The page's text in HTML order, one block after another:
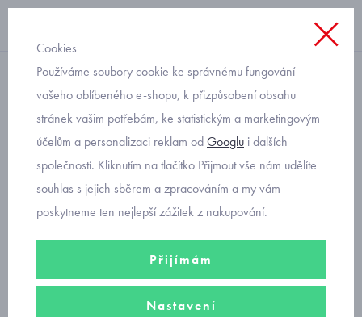
softshellová bunda
obrázková dětská
softshellová bundička s
motýly
Cookies
Používáme soubory cookie ke správnému fungování
vašeho oblíbeného e-shopu, k přizpůsobení obsahu
stránek vašim potřebám, ke statistickým a marketingovým
účelům a personalizaci reklam odGooglu i dalších
společností. Kliknutím na tlačítko Přijmout vše nám udělíte
souhlas s jejich sběrem a zpracováním a my vám
poskytneme ten nejlepší zážitek z nakupování.
Přijímám
Nastavení